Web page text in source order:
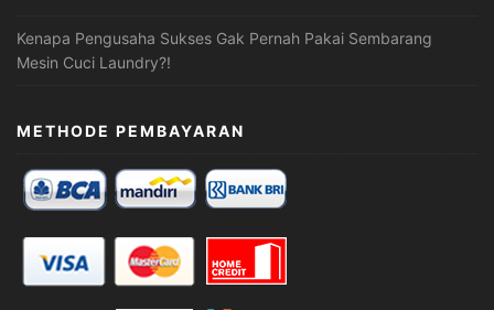
Kenapa Pengusaha Sukses Gak Pernah Pakai Sembarang
Mesin Cuci Laundry?!
METHODE PEMBAYARAN